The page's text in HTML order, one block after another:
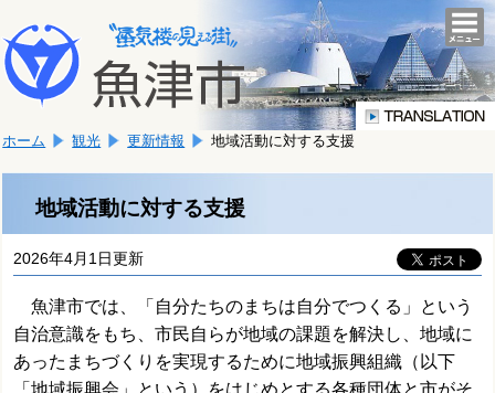
文
へ
移
ま
す。
こ
か
文
ホーム 観光 更新情報 地域活動に対する支援
地域活動に対する支援
2026年4月1日更新
魚津市では、「自分たちのまちは自分でつくる」という
自治意識をもち、市民自らが地域の課題を解決し、地域に
あったまちづくりを実現するために地域振興組織（以下
「地域振興会」という）をはじめとする各種団体と市がそ